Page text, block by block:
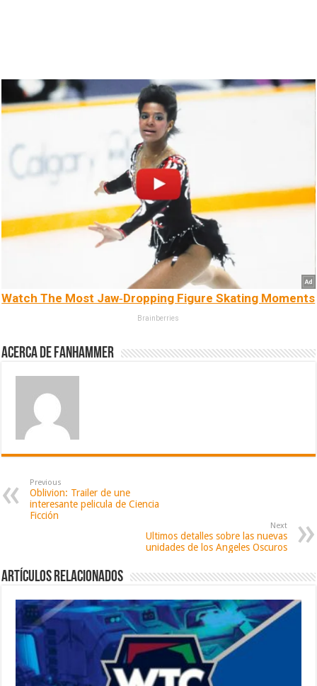
Watch The Most Jaw‑Dropping Figure Skating Moments
Brainberries
Acerca de fanhammer
Previous
Oblivion: Trailer de une
interesante pelicula de Ciencia
Ficción
Next
Ultimos detalles sobre las nuevas
unidades de los Angeles Oscuros
Artículos relacionados